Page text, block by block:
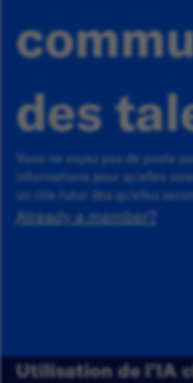
des
Vous ne voyez pas de poste
informations pour qu'elles
un rôle futur dès qu'elles
Already a member?
Utilisation de l’IA